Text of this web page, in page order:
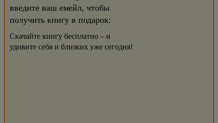
введите ваш емейл, чтобы
получить книгу в подарок:
Скачайте книгу бесплатно – и
удивите себя и близких уже сегодня!